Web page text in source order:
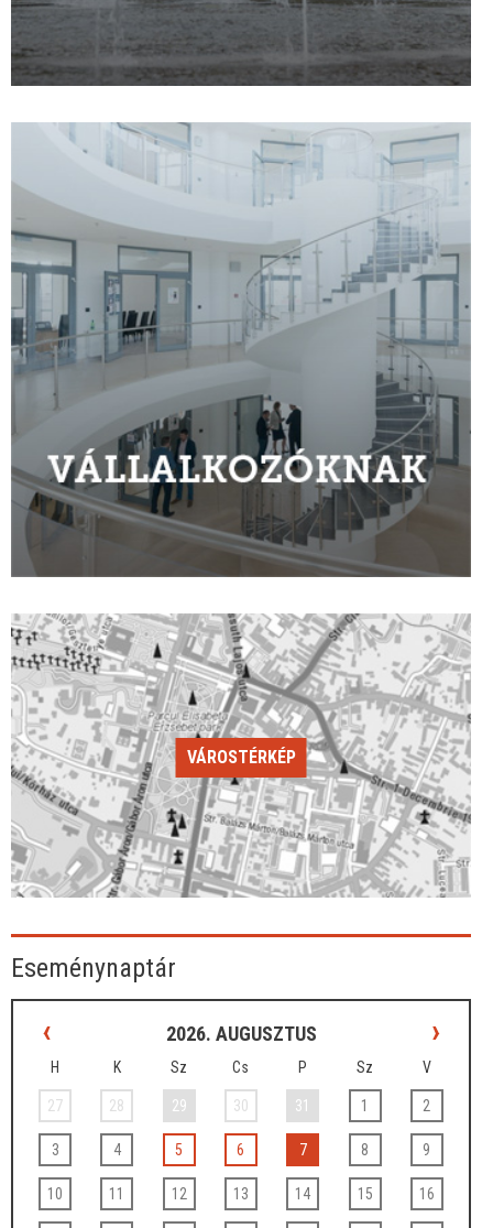
VÁROSTÉRKÉP
Eseménynaptár
‹ 2026. AUGUSZTUS ›
H K Sz Cs P Sz V
27 28 29 30 31 1 2
3 4 5 6 7 8 9
10 11 12 13 14 15 16